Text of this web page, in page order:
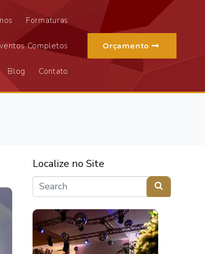
Formaturas
Completos
Blog Contato
Orçamento
Localize no Site